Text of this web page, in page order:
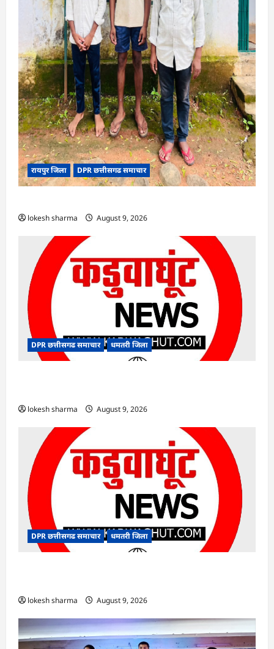
रायपुर जिला DPR छत्तीसगढ समाचार
lokesh sharma August 9, 2026
DPR छत्तीसगढ समाचार धमतरी जिला
lokesh sharma August 9, 2026
DPR छत्तीसगढ समाचार धमतरी जिला
lokesh sharma August 9, 2026